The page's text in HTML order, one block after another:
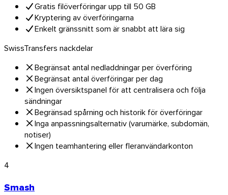
Gratis filöverföringar upp till 50 GB
Kryptering av överföringarna
Enkelt gränssnitt som är snabbt att lära sig
SwissTransfers nackdelar
Begränsat antal nedladdningar per överföring
Begränsat antal överföringar per dag
Ingen översiktspanel för att centralisera och följa
sändningar
Begränsad spårning och historik för överföringar
Inga anpassningsalternativ (varumärke, subdomän,
notiser)
Ingen teamhantering eller fleranvändarkonton
4
Smash